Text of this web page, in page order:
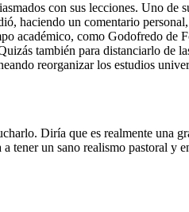
con sus lecciones. Uno de
haciendo un comentario
académico, como Godofredo de
también para distanciarlo de
reorganizar los estudios
Diría que es realmente una
tener un sano realismo pastoral y